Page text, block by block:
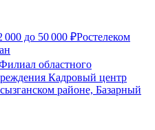
000 до 50 000 ₽Ростелеком
областного
Кадровый центр
районе, Базарный